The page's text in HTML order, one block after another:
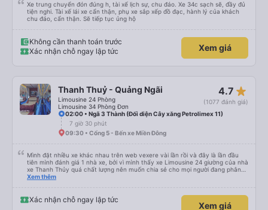
Xe trung chuyển đón đúng h, tài xế lịch sự, chu đáo. Xe 34c sạch sẽ, đầy đủ
tiện nghi. Tài xế lái xe cẩn thận, phụ xe sắp xếp đồ đạc, hành lý của khách
chu đáo, cẩn thận. Sẽ tiếp tục ủng hộ
Không cần thanh toán trước
Xác nhận chỗ ngay lập tức
Xem giá
Thanh Thuỷ - Quảng Ngãi
Limousine 24 Phòng
Limousine 34 Phòng Đơn
4.7 star_rate
(1077 đánh giá)
02:00 • Ngã 3 Thành (Đối diện Cây xăng Petrolimex 11)
7 giờ 30 phút
09:30 • Cổng 5 - Bến xe Miền Đông
Mình đặt nhiều xe khác nhau trên web vexere vài lần rồi và đây là lần đầu
tiên mình đánh giá 1 nhà xe, bởi vì mình thấy xe Limousine 24 giường của nhà
xe Thanh Thủy quá chất lượng nên muốn chia sẻ cho mọi người đang phân
vân có nên đi hay không. - Giá vé: 600k/giường/1người. - Giờ giấc: mình đặt
trung chuyển ra chỗ xe lớn, chỗ này là xe đúng giờ lắm, nên nếu đến trễ thì
phải tự bắt grab ra chỗ xe lớn (hình như ngã tư bình phước). - Xe trung
Xem thêm
Xác nhận chỗ ngay lập tức
Xem giá